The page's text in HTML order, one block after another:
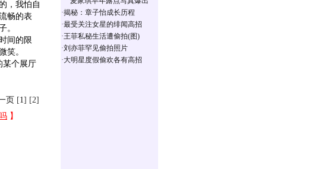
，我怕自
畅的表
。
间的限
笑。
个展厅
页 [1] [2]
·揭秘：章子怡成长历程
·最受关注女星的绯闻高招
·王菲私秘生活遭偷拍(图)
·刘亦菲罕见偷拍照片
·大明星度假偷欢各有高招